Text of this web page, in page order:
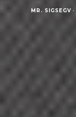
MR. SIGSEGV ·